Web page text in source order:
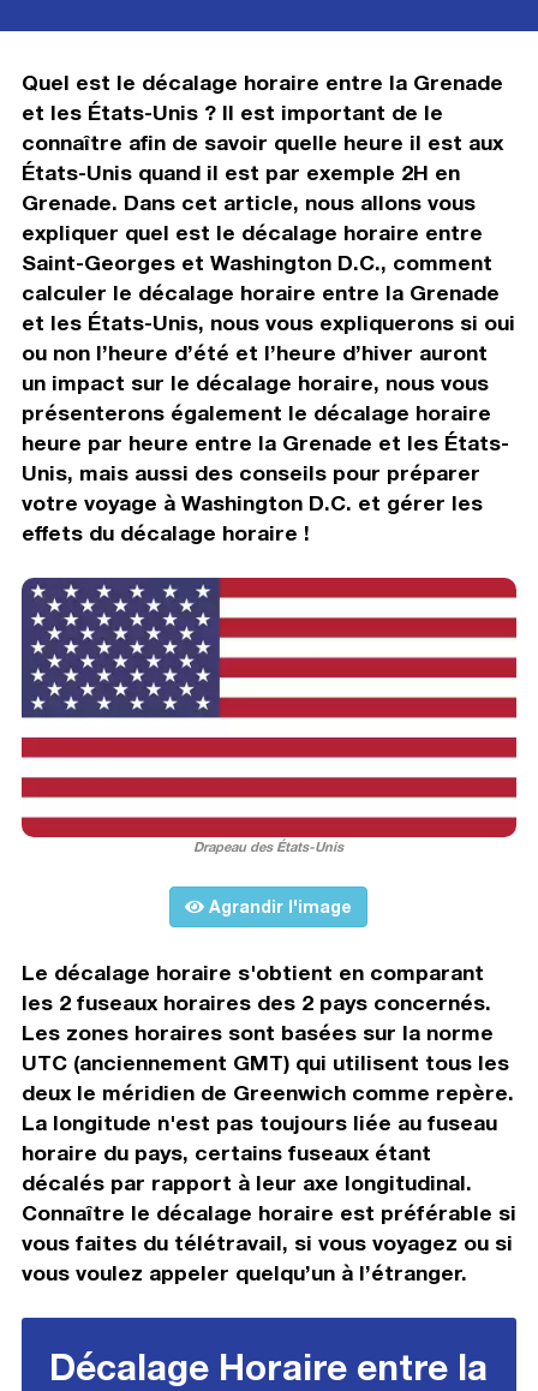
Quel est le décalage horaire entre la Grenade
et les États-Unis ? Il est important de le
connaître afin de savoir quelle heure il est aux
États-Unis quand il est par exemple 2H en
Grenade. Dans cet article, nous allons vous
expliquer quel est le décalage horaire entre
Saint-Georges et Washington D.C., comment
calculer le décalage horaire entre la Grenade
et les États-Unis, nous vous expliquerons si oui
ou non l’heure d’été et l’heure d’hiver auront
un impact sur le décalage horaire, nous vous
présenterons également le décalage horaire
heure par heure entre la Grenade et les États-
Unis, mais aussi des conseils pour préparer
votre voyage à Washington D.C. et gérer les
effets du décalage horaire !
Drapeau des États-Unis
Agrandir l'image
Le décalage horaire s'obtient en comparant
les 2 fuseaux horaires des 2 pays concernés.
Les zones horaires sont basées sur la norme
UTC (anciennement GMT) qui utilisent tous les
deux le méridien de Greenwich comme repère.
La longitude n'est pas toujours liée au fuseau
horaire du pays, certains fuseaux étant
décalés par rapport à leur axe longitudinal.
Connaître le décalage horaire est préférable si
vous faites du télétravail, si vous voyagez ou si
vous voulez appeler quelqu’un à l’étranger.
Décalage Horaire entre la